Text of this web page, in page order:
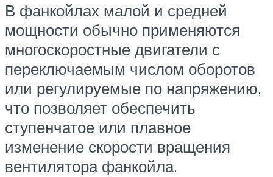
В фанкойлах малой и средней
мощности обычно применяются
многоскоростные двигатели с
переключаемым числом оборотов
или регулируемые по напряжению,
что позволяет обеспечить
ступенчатое или плавное
изменение скорости вращения
вентилятора фанкойла.